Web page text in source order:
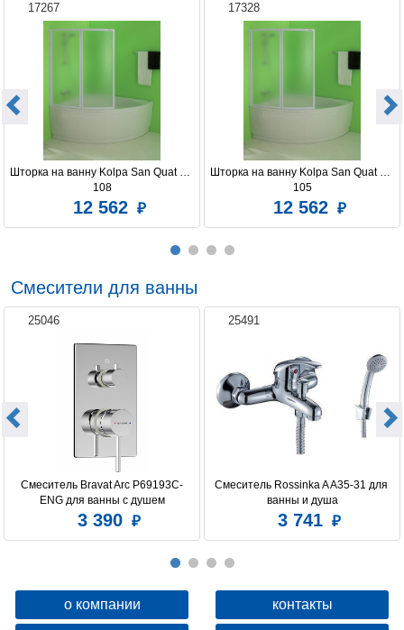
17267
Шторка на ванну Kolpa San Quat TP
108
12 562
17328
Шторка на ванну Kolpa San Quat TP
105
12 562
Смесители для ванны
25046
Смеситель Bravat Arc P69193C-
ENG для ванны с душем
3 390
25491
Смеситель Rossinka A A35-31 для
ванны и душа
3 741
о компании контакты